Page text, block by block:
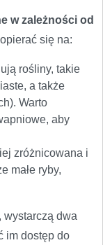
w zależności od
się na:
rośliny, takie
a także
Warto
aby
zróżnicowana i
małe ryby,
wystarczą dwa
im dostęp do